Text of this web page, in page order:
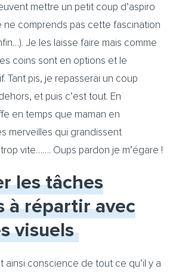
mettre un petit coup d’aspiro
ne comprends pas cette fascination
Je les laisse faire mais comme
coins sont en options et le
Tant pis, je repasserai un coup
et puis c’est tout. En
en temps que maman en
merveilles qui grandissent
vite……. Oups pardon je m’égare !
les tâches
à répartir avec
visuels
ainsi conscience de tout ce qu’il y a